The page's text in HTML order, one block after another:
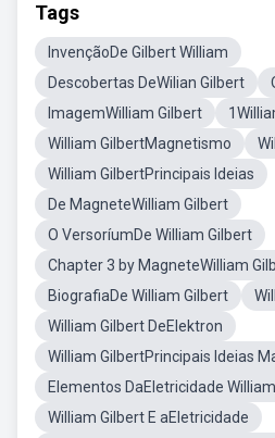
Tags
InvençãoDe Gilbert William
Descobertas DeWilian Gilbert
ImagemWilliam Gilbert
William GilbertMagnetismo
William GilbertPrincipais Ideias
De MagneteWilliam Gilbert
O VersoríumDe William Gilbert
Chapter 3 by MagneteWilliam
BiografiaDe William Gilbert
William Gilbert DeElektron
William GilbertPrincipais Ideias
Elementos DaEletricidade
William Gilbert E aEletricidade